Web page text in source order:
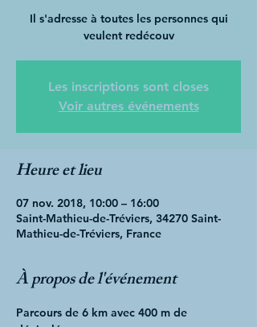
Il s'adresse à toutes les personnes qui
veulent redécouv
Les inscriptions sont closes
Voir autres événements
Heure et lieu
07 nov. 2018, 10:00 – 16:00
Saint-Mathieu-de-Tréviers, 34270 Saint-
Mathieu-de-Tréviers, France
À propos de l'événement
Parcours de 6 km avec 400 m de